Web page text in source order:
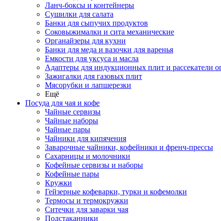
Ланч-боксы и контейнеры
Сушилки для салата
Банки для сыпучих продуктов
Соковыжималки и сита механические
Органайзеры для кухни
Банки для меда и вазочки для варенья
Емкости для уксуса и масла
Адаптеры для индукционных плит и рассекатели
Зажигалки для газовых плит
Мясорубки и лапшерезки
Ещё
Посуда для чая и кофе
Чайные сервизы
Чайные наборы
Чайные пары
Чайники для кипячения
Заварочные чайники, кофейники и френч-прессы
Сахарницы и молочники
Кофейные сервизы и наборы
Кофейные пары
Кружки
Гейзерные кофеварки, турки и кофемолки
Термосы и термокружки
Ситечки для заварки чая
Подстаканники